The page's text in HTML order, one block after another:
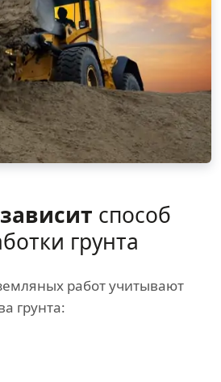
способ
грунта
работ учитывают
грунта: